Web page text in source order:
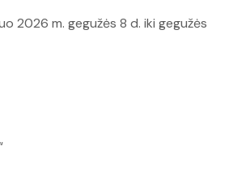
2026 m. gegužės 8 d. iki gegužės